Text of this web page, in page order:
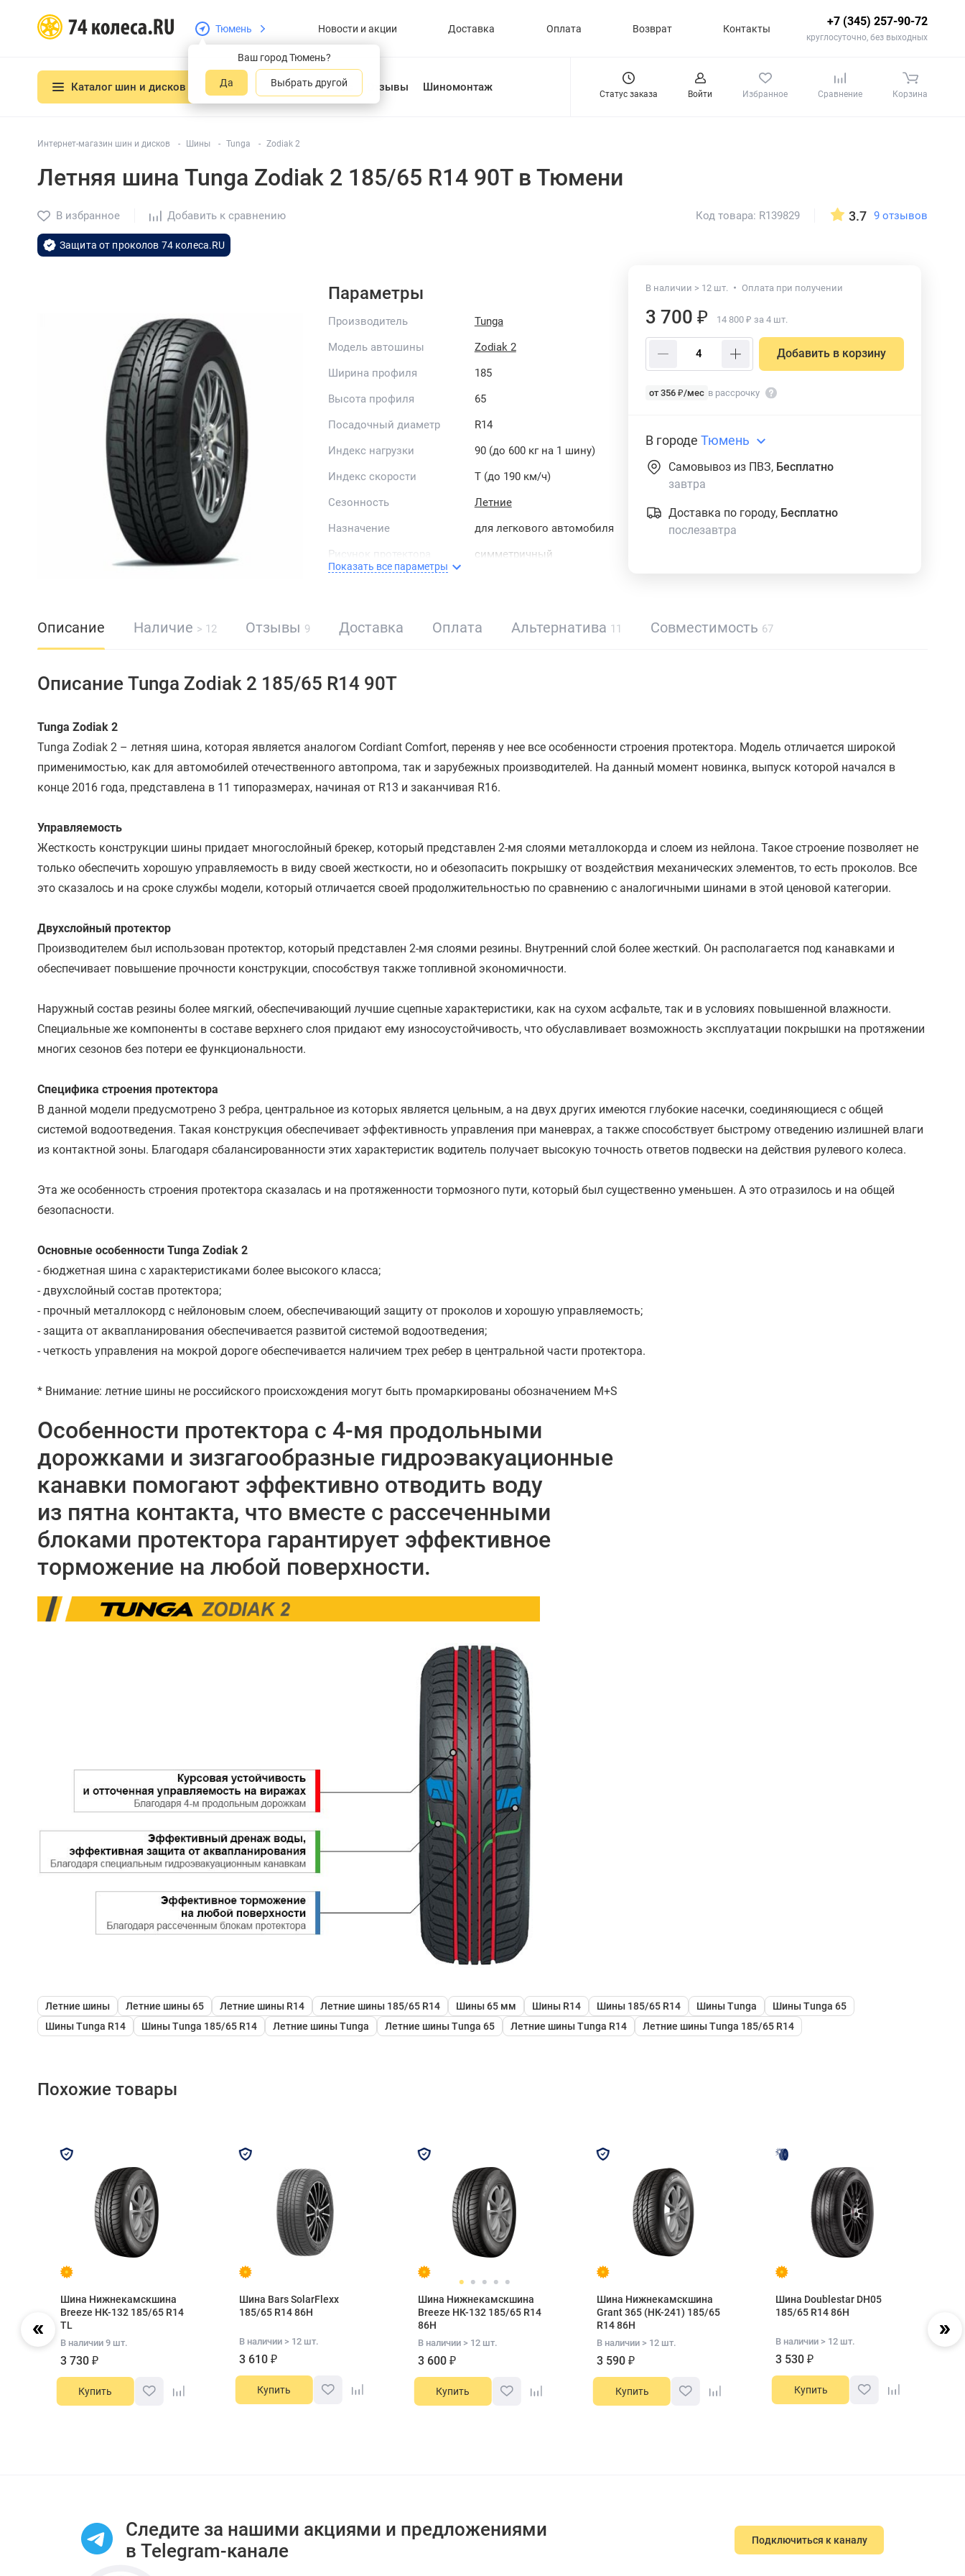
Тюмень
Ваш город Тюмень?
Да Выбрать другой
Новости и акции Доставка Оплата Возврат Контакты
+7 (345) 257-90-72
круглосуточно, без выходных
Каталог шин и дисков О нас Отзывы Шиномонтаж
Статус заказа Войти Избранное Сравнение Корзина
Интернет-магазин шин и дисков Шины Tunga Zodiak 2
Летняя шина Tunga Zodiak 2 185/65 R14 90T в Тюмени
В избранное Добавить к сравнению Код товара: R139829 3.7 9 отзывов
Защита от проколов 74 колеса.RU
Параметры
Производитель
Tunga
Модель автошины
Zodiak 2
Ширина профиля
185
Высота профиля
65
Посадочный диаметр
R14
Индекс нагрузки
90 (до 600 кг на 1 шину)
Индекс скорости
T (до 190 км/ч)
Сезонность
Летние
Назначение
для легкового автомобиля
Рисунок протектора
симметричный
All-season
Нет
По оценке покупателей:
Шум
Показать все параметры
В наличии > 12 шт. Оплата при получении
3 700 ₽ 14 800 ₽ за 4 шт.
Добавить в корзину
от 356 ₽/мес в рассрочку
В городе Тюмень
Самовывоз из ПВЗ, Бесплатно
завтра
Доставка по городу, Бесплатно
послезавтра
Описание Наличие > 12 Отзывы 9 Доставка Оплата Альтернатива 11 Совместимость 67
Описание Tunga Zodiak 2 185/65 R14 90T
Tunga Zodiak 2
Tunga Zodiak 2 – летняя шина, которая является аналогом Cordiant Comfort, переняв у нее все особенности строения протектора. Модель отличается широкой
применимостью, как для автомобилей отечественного автопрома, так и зарубежных производителей. На данный момент новинка, выпуск которой начался в
конце 2016 года, представлена в 11 типоразмерах, начиная от R13 и заканчивая R16.
Управляемость
Жесткость конструкции шины придает многослойный брекер, который представлен 2-мя слоями металлокорда и слоем из нейлона. Такое строение позволяет не
только обеспечить хорошую управляемость в виду своей жесткости, но и обезопасить покрышку от воздействия механических элементов, то есть проколов. Все
это сказалось и на сроке службы модели, который отличается своей продолжительностью по сравнению с аналогичными шинами в этой ценовой категории.
Двухслойный протектор
Производителем был использован протектор, который представлен 2-мя слоями резины. Внутренний слой более жесткий. Он располагается под канавками и
обеспечивает повышение прочности конструкции, способствуя также топливной экономичности.
Наружный состав резины более мягкий, обеспечивающий лучшие сцепные характеристики, как на сухом асфальте, так и в условиях повышенной влажности.
Специальные же компоненты в составе верхнего слоя придают ему износоустойчивость, что обуславливает возможность эксплуатации покрышки на протяжении
многих сезонов без потери ее функциональности.
Специфика строения протектора
В данной модели предусмотрено 3 ребра, центральное из которых является цельным, а на двух других имеются глубокие насечки, соединяющиеся с общей
системой водоотведения. Такая конструкция обеспечивает эффективность управления при маневрах, а также способствует быстрому отведению излишней влаги
из контактной зоны. Благодаря сбалансированности этих характеристик водитель получает высокую точность ответов подвески на действия рулевого колеса.
Эта же особенность строения протектора сказалась и на протяженности тормозного пути, который был существенно уменьшен. А это отразилось и на общей
безопасности.
Основные особенности Tunga Zodiak 2
- бюджетная шина с характеристиками более высокого класса;
- двухслойный состав протектора;
- прочный металлокорд с нейлоновым слоем, обеспечивающий защиту от проколов и хорошую управляемость;
- защита от аквапланирования обеспечивается развитой системой водоотведения;
- четкость управления на мокрой дороге обеспечивается наличием трех ребер в центральной части протектора.
* Внимание: летние шины не российского происхождения могут быть промаркированы обозначением M+S
Особенности протектора с 4-мя продольными
дорожками и зизгагообразные гидроэвакуационные
канавки помогают эффективно отводить воду
из пятна контакта, что вместе с рассеченными
блоками протектора гарантирует эффективное
торможение на любой поверхности.
Летние шины Летние шины 65 Летние шины R14 Летние шины 185/65 R14 Шины 65 мм Шины R14 Шины 185/65 R14 Шины Tunga
Шины Tunga 65
Шины Tunga R14
Шины Tunga 185/65 R14 Летние шины Tunga Летние шины Tunga 65 Летние шины Tunga R14 Летние шины Tunga 185/65 R14
Похожие товары
Шина Нижнекамскшина
Breeze НК-132 185/65 R14
TL
В наличии 9 шт.
3 730 ₽
Купить
Шина Bars SolarFlexx
185/65 R14 86H
В наличии > 12 шт.
3 610 ₽
Купить
Шина Нижнекамскшина
Breeze НК-132 185/65 R14
86H
В наличии > 12 шт.
3 600 ₽
Купить
Шина Нижнекамскшина
Grant 365 (НК-241) 185/65
R14 86H
В наличии > 12 шт.
3 590 ₽
Купить
Шина Doublestar DH05
185/65 R14 86H
В наличии > 12 шт.
3 530 ₽
Купить
Следите за нашими акциями и предложениями
в Telegram-канале
Подключиться к каналу